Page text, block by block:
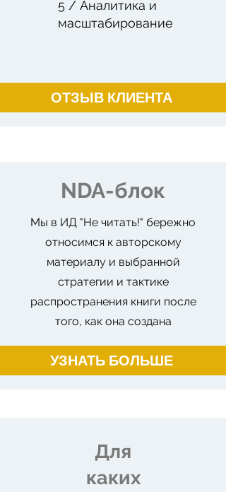
5 / Аналитика и
масштабирование
ОТЗЫВ КЛИЕНТА
NDA-блок
Мы в ИД "Не читать!" бережно
относимся к авторскому
материалу и выбранной
стратегии и тактике
распространения книги после
того, как она создана
УЗНАТЬ БОЛЬШЕ
Для
каких